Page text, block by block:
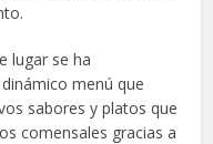
lugar se ha
menú que
sabores y platos que
comensales gracias a